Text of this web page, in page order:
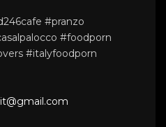
#pranzo
#foodporn
#italyfoodporn